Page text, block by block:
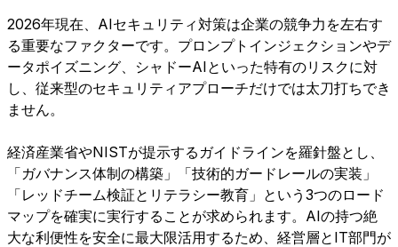
2026年現在、AIセキュリティ対策は企業の競争力を左右す
る重要なファクターです。プロンプトインジェクションやデ
ータポイズニング、シャドーAIといった特有のリスクに対
し、従来型のセキュリティアプローチだけでは太刀打ちでき
ません。
経済産業省やNISTが提示するガイドラインを羅針盤とし、
「ガバナンス体制の構築」「技術的ガードレールの実装」
「レッドチーム検証とリテラシー教育」という3つのロード
マップを確実に実行することが求められます。AIの持つ絶
大な利便性を安全に最大限活用するため、経営層とIT部門が